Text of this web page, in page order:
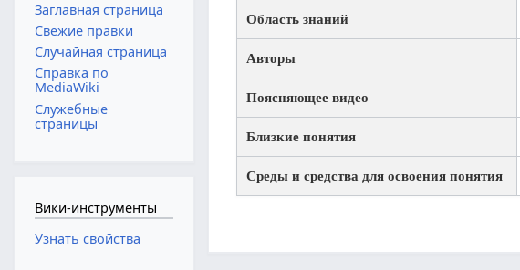
Область знаний
Авторы
Поясняющее видео
Близкие понятия
Среды и средства для освоения понятия
Заглавная страница
Свежие правки
Случайная страница
Справка по
MediaWiki
Служебные
страницы
Вики-инструменты
Узнать свойства